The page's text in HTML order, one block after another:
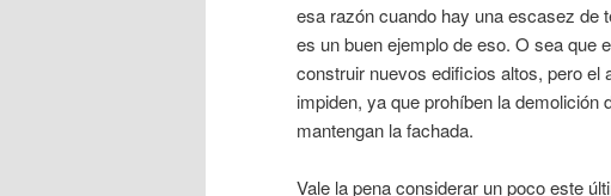
esa razón cuando hay una escasez de
es un buen ejemplo de eso. O sea que
construir nuevos edificios altos, pero
impiden, ya que prohíben la demolición
mantengan la fachada.
Vale la pena considerar un poco este